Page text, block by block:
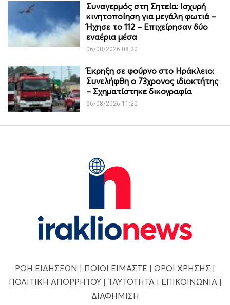
Συναγερμός στη Σητεία: Ισχυρή
κινητοποίηση για μεγάλη φωτιά –
Ήχησε το 112 – Επιχείρησαν δύο
εναέρια μέσα
06/08/2026 08:20
Έκρηξη σε φούρνο στο Ηράκλειο:
Συνελήφθη ο 73χρονος ιδιοκτήτης
– Σχηματίστηκε δικογραφία
06/08/2026 11:20
ΡΟΗ ΕΙΔΗΣΕΩΝ | ΠΟΙΟΙ ΕΙΜΑΣΤΕ | ΟΡΟΙ ΧΡΗΣΗΣ |
ΠΟΛΙΤΙΚΗ ΑΠΟΡΡΗΤΟΥ| ΤΑΥΤΟΤΗΤΑ | ΕΠΙΚΟΙΝΩΝΙΑ |
ΔΙΑΦΗΜΙΣΗ